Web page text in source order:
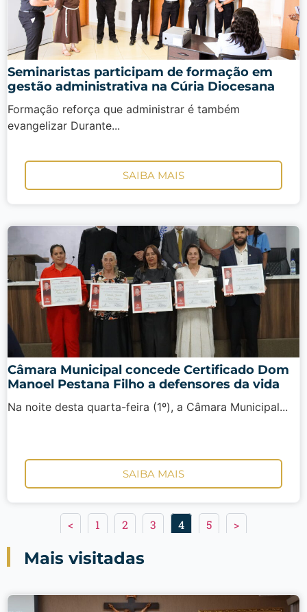
Seminaristas participam de formação em
gestão administrativa na Cúria Diocesana
Formação reforça que administrar é também
evangelizar Durante...
SAIBA MAIS
Câmara Municipal concede Certificado Dom
Manoel Pestana Filho a defensores da vida
Na noite desta quarta-feira (1º), a Câmara Municipal...
SAIBA MAIS
< 1 2 3 4 5 >
Mais visitadas